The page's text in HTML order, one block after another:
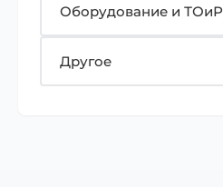
Оборудование и ТОиР
Другое